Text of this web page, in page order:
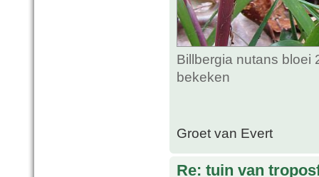
Billbergia nutans bloei
bekeken
Groet van Evert
Re: tuin van